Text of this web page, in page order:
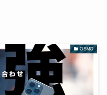
OSMO